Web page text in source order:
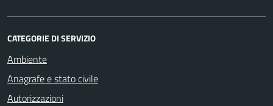
CATEGORIE DI SERVIZIO
Ambiente
Anagrafe e stato civile
Autorizzazioni